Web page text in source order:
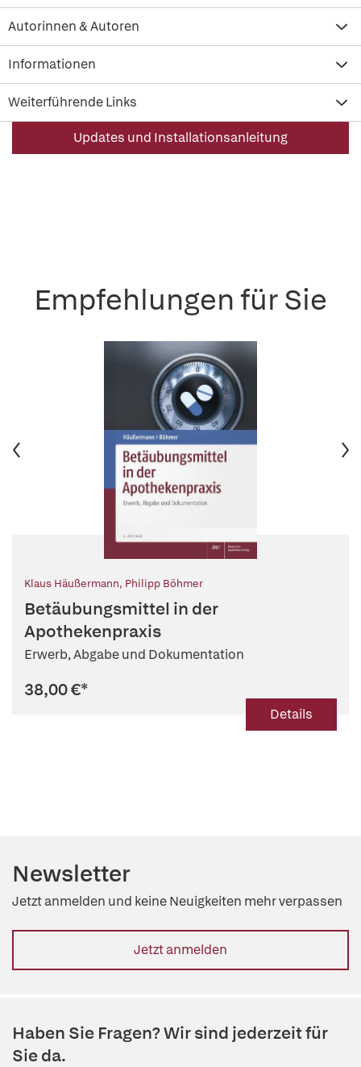
Autorinnen & Autoren
Informationen
Weiterführende Links
Updates und Installationsanleitung
Empfehlungen für Sie
Klaus Häußermann, Philipp Böhmer
Betäubungsmittel in der
Apothekenpraxis
Erwerb, Abgabe und Dokumentation
38,00 €*
Details
Newsletter
Jetzt anmelden und keine Neuigkeiten mehr verpassen
Jetzt anmelden
Haben Sie Fragen? Wir sind jederzeit für
Sie da.